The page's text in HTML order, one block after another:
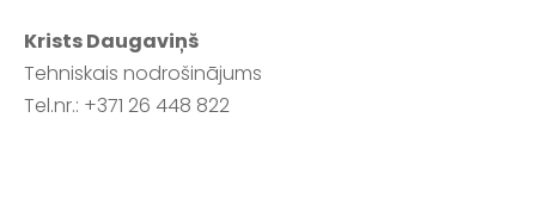
Krists Daugaviņš
Tehniskais nodrošinājums
Tel.nr.: +371 26 448 822